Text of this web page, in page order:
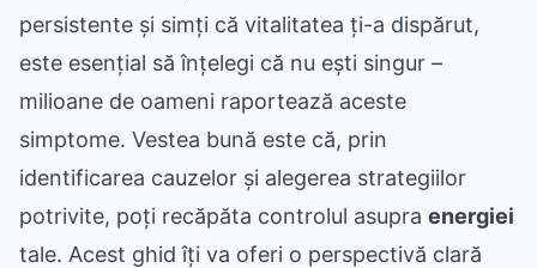
persistente și simți că vitalitatea ți-a dispărut,
este esențial să înțelegi că nu ești singur –
milioane de oameni raportează aceste
simptome. Vestea bună este că, prin
identificarea cauzelor și alegerea strategiilor
potrivite, poți recăpăta controlul asupra energiei
tale. Acest ghid îți va oferi o perspectivă clară